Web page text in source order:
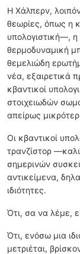
Η Χάλπερν,
θεωρίες, όπως η
υπολογιστική—,
θερμοδυναμική
θεμελιώδη
νέα, εξαιρετικά
κβαντικοί
στοιχειωδών
απείρως
Οι κβαντικοί
τρανζίστορ
σημερινών
αντικείμενα,
ιδιότητες.
Ότι, σα να λέμε,
Ότι, ενόσω μια
μετριέται,